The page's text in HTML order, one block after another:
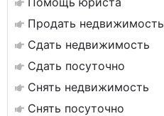
Продать недвижимость
Сдать недвижимость
Сдать посуточно
Снять недвижимость
Снять посуточно